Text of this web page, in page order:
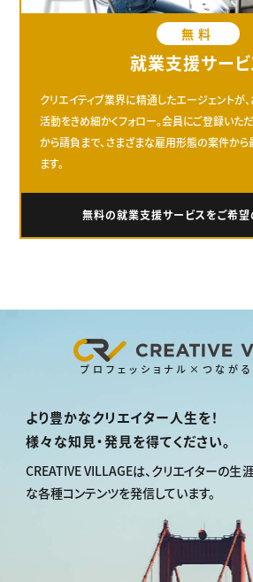
無料
就業支援サービ
クリエイティブ業界に精通したエージェントが
活動をきめ細かくフォロー。会員にご登録いた
から請負まで、さまざまな雇用形態の案件か
ます。
無料の就業支援サービスをご希望
プロフェッショナル×つなが
より豊かなクリエイター人生を！
様々な知見・発見を得てください。
CREATIVE VILLAGEは、 クリエイターの生
な各種コンテンツを発信しています。